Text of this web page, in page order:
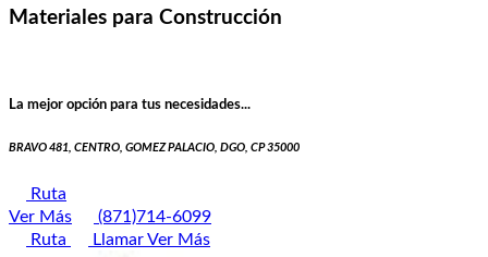
Materiales para Construcción
La mejor opción para tus necesidades...
BRAVO 481, CENTRO, GOMEZ PALACIO, DGO, CP 35000
Ruta
Ver Más
(871)714-6099
Ruta
LlamarVer Más